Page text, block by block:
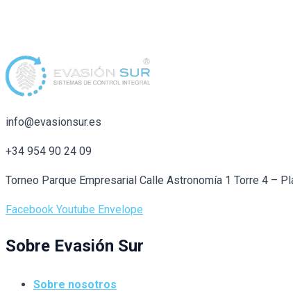
info@evasionsur.es
+34 954 90 24 09
Torneo Parque Empresarial Calle Astronomía 1 Torre 4 –
Facebook Youtube Envelope
Sobre Evasión Sur
Sobre nosotros